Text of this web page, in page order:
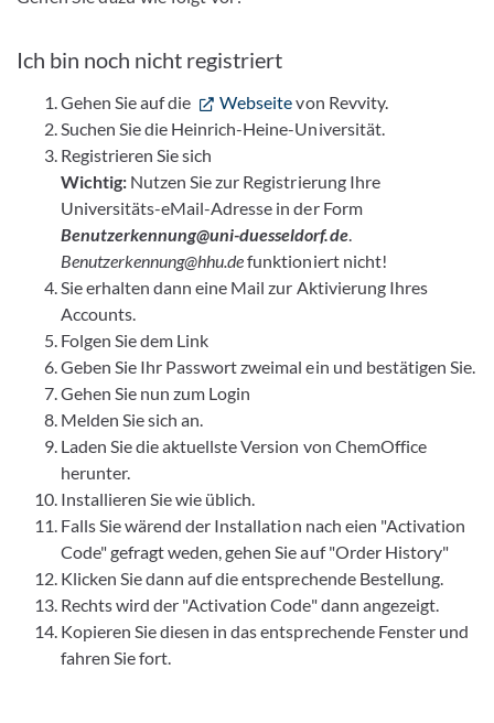
Ich bin noch nicht registriert
Gehen Sie auf die Webseitevon Revvity.
Suchen Sie die Heinrich-Heine-Universität.
Registrieren Sie sich
Wichtig: Nutzen Sie zur Registrierung Ihre
Universitäts-eMail-Adresse in der Form
Benutzerkennung@uni-duesseldorf.de.
Benutzerkennung@hhu.defunktioniert nicht!
Sie erhalten dann eine Mail zur Aktivierung Ihres
Accounts.
Folgen Sie dem Link
Geben Sie Ihr Passwort zweimal ein und bestätigen Sie.
Gehen Sie nun zum Login
Melden Sie sich an.
Laden Sie die aktuellste Version von ChemOffice
herunter.
Installieren Sie wie üblich.
Falls Sie wärend der Installation nach eien "Activation
Code" gefragt weden, gehen Sie auf "Order History"
Klicken Sie dann auf die entsprechende Bestellung.
Rechts wird der "Activation Code" dann angezeigt.
Kopieren Sie diesen in das entsprechende Fenster und
fahren Sie fort.